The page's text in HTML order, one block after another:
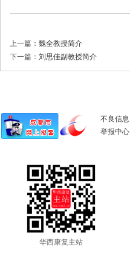
上一篇： 魏全教授简介
下一篇： 刘思佳副教授简介
不良信息
举报中心
华西康复主站